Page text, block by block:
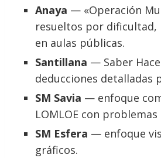
Anaya — «Operación
resueltos por dificultad,
en aulas públicas.
Santillana — Saber
deducciones detalladas
SM Savia — enfoque
LOMLOE con
SM Esfera — enfoque
gráficos.